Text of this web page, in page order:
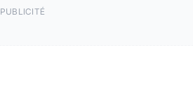
PUBLICITÉ